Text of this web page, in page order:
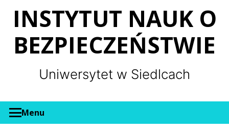
INSTYTUT NAUK O
BEZPIECZEŃSTWIE
Uniwersytet w Siedlcach
Menu